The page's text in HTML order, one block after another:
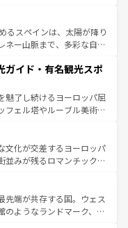
景やアマルフィ海岸の絶
。観光の合間には、本場の
リア料理を堪能することも
れない旅をしてみよう！
るスペインは、太陽が降り
ネー山脈まで、多彩な自然
なフラメンコ、熱気あふ
が生活の一部となってい
た雰囲気や、バルセロナの
では古代ローマ遺跡や中世
異なるスペインはその個
れる人を魅了する。 なお、新着のスペイン情報は コ
。
ガイド・有名観光スポ
魅了し続けるヨーロッパ屈
フェル塔やルーブル美術館
華麗な宮殿、歴史的な大
かな自然が、訪れる者を心
は美食の国としても知ら
ランス、プロヴァンスの
彩な楽しみ方が可能だ。さ
が溢れており、どの街角に
文化が交差するヨーロッパ
並みが残るロマンチック街
も飽きることがない。ベ
ン州のアルプスの絶景、そ
いった風景は必見。ビール
先端が共存する国。ウェス
のようなランドマーク、歴